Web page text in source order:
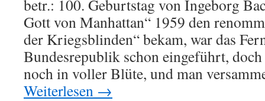
betr.: 100. Geburtstag von Ingeborg
Gott von Manhattan“ 1959 den
der Kriegsblinden“ bekam, war das
Bundesrepublik schon eingeführt,
noch in voller Blüte, und man
Weiterlesen →